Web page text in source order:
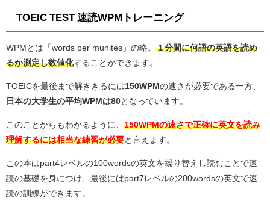
TOEIC TEST 速読WPMトレーニング
WPMとは「words per munites」の略。 １分間に何語の英語を読め
るか測定し数値化することができます。
TOEICを最後まで解ききるには150WPMの速さが必要である一方、
日本の大学生の平均WPMは80 となっています。
このことからもわかるように、 150WPMの速さで正確に英文を読み
理解するには相当な練習が必要 と言えます。
この本はpart4レベルの100wordsの英文を繰り替えし読むことで速
読の基礎を身につけ、最後にはpart7レベルの200wordsの英文で速
読の訓練ができます。